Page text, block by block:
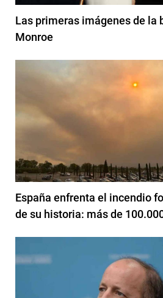
Las primeras imágenes de la
Monroe
España enfrenta el incendio
de su historia: más de